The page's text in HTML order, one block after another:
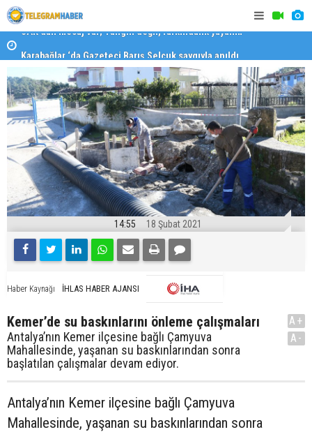
14:55 18 Şubat 2021
Haber Kaynağı İHLAS HABER AJANSI
Kemer’de su baskınlarını önleme çalışmaları
Antalya’nın Kemer ilçesine bağlı Çamyuva
Mahallesinde, yaşanan su baskınlarından sonra
başlatılan çalışmalar devam ediyor.
A+
A-
Antalya’nın Kemer ilçesine bağlı Çamyuva
Mahallesinde, yaşanan su baskınlarından sonra